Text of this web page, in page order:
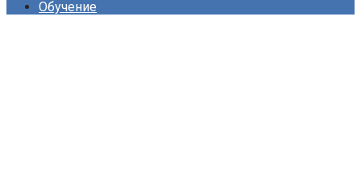
Обучение